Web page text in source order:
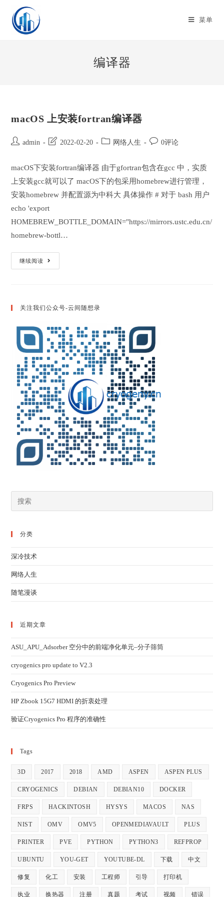
content
菜单
编译器
macOS 上安装fortran编译器
Postadmin
Post
modified:
2022-02-20
Post 网络人生
Post0评论
macOS下安装fortran编译器 由于gfortran包含在gcc 中，实质
上安装gcc就可以了 macOS下的包采用homebrew进行管理，
安装homebrew 并配置源为中科大 具体操作 # 对于 bash 用户
echo 'export
HOMEBREW_BOTTLE_DOMAIN="https://mirrors.ustc.edu.cn/
homebrew-bottl…
继续阅读
MacOS
上
器
关注我们公众号-云间随想录
分类
深冷技术
网络人生
随笔漫谈
近期文章
ASU_APU_Adsorber 空分中的前端净化单元–分子筛筒
cryogenics pro update to V2.3
Cryogenics Pro Preview
HP Zbook 15G7 HDMI 的折衷处理
验证Cryogenics Pro 程序的准确性
Tags
3D 2017 2018 AMD ASPEN ASPEN PLUS
CRYOGENICS DEBIAN DEBIAN10 DOCKER
FRPS HACKINTOSH HYSYS MACOS NAS
NIST OMV OMV5 OPENMEDIAVAULT PLUS
PRINTER PVE PYTHON PYTHON3 REFPROP
UBUNTU YOU-GET YOUTUBE-DL 下载 中文
修复 化工 安装 工程师 引导 打印机
执业 换热器 注册 真题 考试 视频 错误